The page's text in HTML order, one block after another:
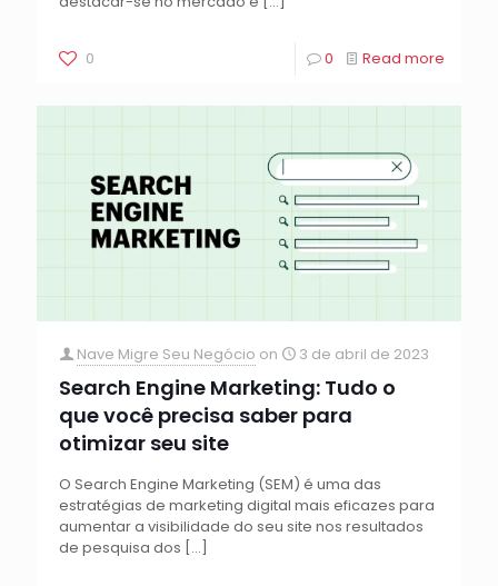
0 0 Read more
Nave Migre Seu Negócio on 3 de abril de 2023
Search Engine Marketing: Tudo o
que você precisa saber para
otimizar seu site
O Search Engine Marketing (SEM) é uma das
estratégias de marketing digital mais eficazes para
aumentar a visibilidade do seu site nos resultados
de pesquisa dos […]